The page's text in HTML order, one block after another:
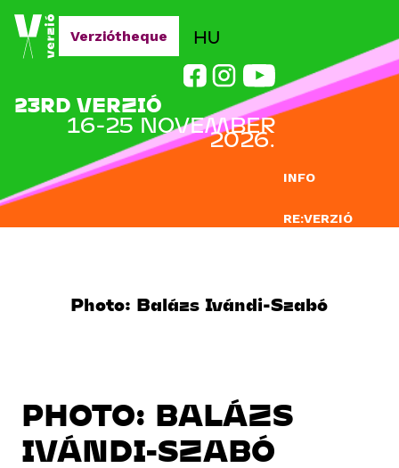
Jump to navigation
INFO
RE:VERZIÓ
HU
23RD VERZIÓ
16-25 NOVEMBER
2026.
Verziótheque
Photo: Balázs Ivándi-Szabó
PHOTO: BALÁZS
IVÁNDI-SZABÓ